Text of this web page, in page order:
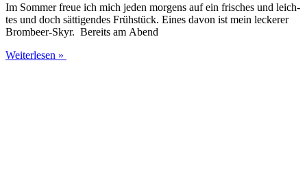
Im Som­mer freue ich mich jeden mor­gens auf ein fri­sches und leich­
tes und doch sät­ti­gen­des Früh­stück. Eines davon ist mein lecke­rer
Brom­­beer-Skyr. Bereits am Abend
Weiterlesen »